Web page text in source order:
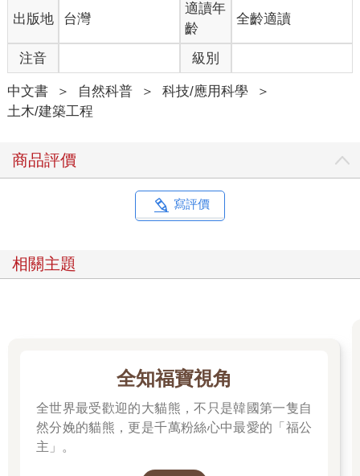
出版地 台灣
適讀年
齡
全齡適讀
注音 級別
中文書 ＞ 自然科普 ＞ 科技/應用科學
＞
土木/建築工程
商品評價
寫評價
相關主題
全知福寶視角
全世界最受歡迎的大貓熊，不只是韓國第一隻自
然分娩的貓熊，更是千萬粉絲心中最愛的「福公
主」。